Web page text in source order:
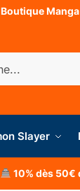
Slayer
10% dès 50€